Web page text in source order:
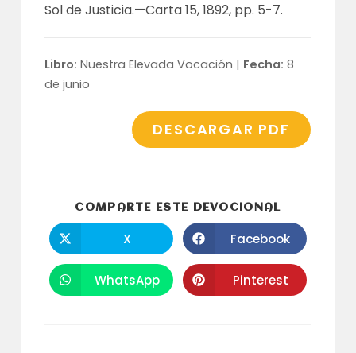
Sol de Justicia.—Carta 15, 1892, pp. 5-7.
Libro: Nuestra Elevada Vocación | Fecha: 8
de junio
DESCARGAR PDF
COMPARTE ESTE DEVOCIONAL
abre
en
una
nueva
ventana
X Se
abre
en
una
nueva
ventana
Facebook
Se
abre
WhatsApp Se
abre
Pinterest